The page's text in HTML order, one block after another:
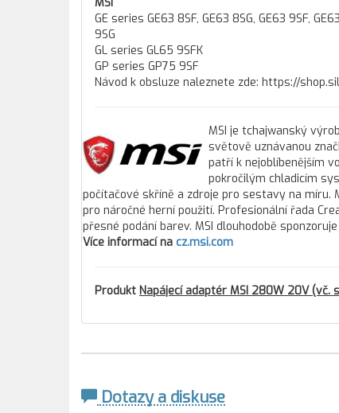
GE series GE63 8SF, GE63 8SG, GE63 9SF,
9SG
GL series GL65 9SFK
GP series GP75 9SF
Návod k obsluze naleznete zde: https://
MSI je tchajwanský
světově uznávanou
patří k nejoblíbenějším
pokročilým chladicím
počítačové skříně a zdroje pro sestavy na míru.
pro náročné herní použití. Profesionální řada
přesné podání barev. MSI dlouhodobě
Více informací na cz.msi.com
Produkt Napájecí adaptér MSI 280W 20V (vč.
Dotazy a diskuse